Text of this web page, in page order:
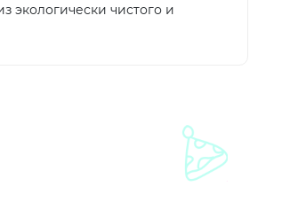
экологически чистого и